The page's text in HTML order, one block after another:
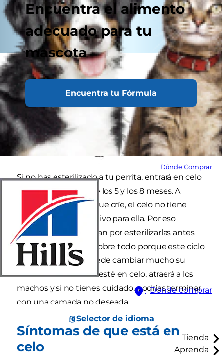
Encuentra el alimento
adecuado para tu
mascota
Encuentra tu Fórmula
Dónde Comprar
Dónde comprar
Selector de idioma
Tienda
Aprenda
Si no has esterilizado a tu perrita, entrará en celo
por primera vez entre los 5 y los 8 meses. A
menos que quieras que críe, el celo no tiene
ningún aspecto positivo para ella. Por eso
muchos dueños optan por esterilizarlas antes
de que esto ocurra. Sobre todo porque este ciclo
(que dura 21 días) puede cambiar mucho su
rutina diaria. Cuando esté en celo, atraerá a los
machos y si no tienes cuidado, podrías terminar
con una camada no deseada.
Síntomas de que está en
celo